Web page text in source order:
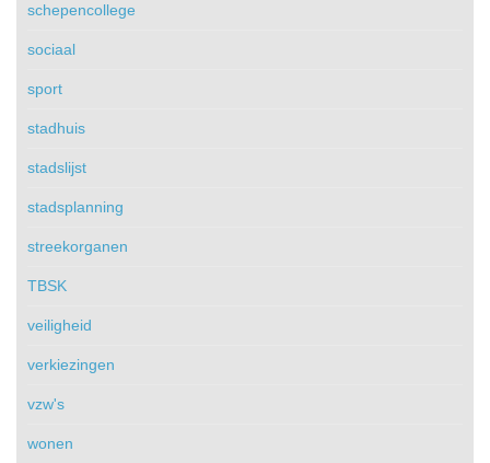
schepencollege
sociaal
sport
stadhuis
stadslijst
stadsplanning
streekorganen
TBSK
veiligheid
verkiezingen
vzw's
wonen